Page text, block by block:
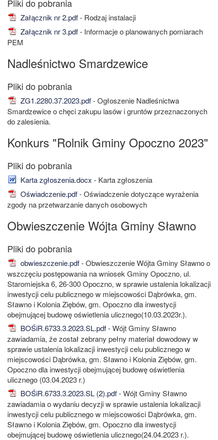
Załącznik nr 2.pdf- Rodzaj instalacji
Załącznik nr 3.pdf- Informacje o planowanych pomiarach
PEM
Nadleśnictwo Smardzewice
ZG1.2280.37.2023.pdf- Ogłoszenie Nadleśnictwa
Smardzewice o chęci zakupu lasów i gruntów przeznaczonych
do zalesienia.
Konkurs "Rolnik Gminy Opoczno 2023"
Karta zgłoszenia.docx - Karta zgłoszenia
Oświadczenie.pdf- Oświadczenie dotyczące wyrażenia
zgody na przetwarzanie danych osobowych
Obwieszczenie Wójta Gminy Sławno
obwieszczenie.pdf- Obwieszczenie Wójta Gminy Sławno o
wszczęciu postępowania na wniosek Gminy Opoczno, ul.
Staromiejska 6, 26-300 Opoczno, w sprawie ustalenia lokalizacji
inwestycji celu publicznego w miejscowości Dąbrówka, gm.
Sławno i Kolonia Ziębów, gm. Opoczno dla inwestycji
obejmującej budowę oświetlenia ulicznego(10.03.2023r.).
BOŚiR.6733.3.2023.SL.pdf- Wójt Gminy Sławno
zawiadamia, że został zebrany pełny materiał dowodowy w
sprawie ustalenia lokalizacji inwestycji celu publicznego w
miejscowości Dąbrówka, gm. Sławno i Kolonia Ziębów, gm.
Opoczno dla inwestycji obejmującej budowę oświetlenia
ulicznego (03.04.2023 r.)
BOŚiR.6733.3.2023.SL (2).pdf- Wójt Gminy Sławno
zawiadamia o wydaniu decyzji w sprawie ustalenia lokalizacji
inwestycji celu publicznego w miejscowości Dąbrówka, gm.
Sławno i Kolonia Ziębów, gm. Opoczno dla inwestycji
obejmującej budowę oświetlenia ulicznego(24.04.2023 r.).